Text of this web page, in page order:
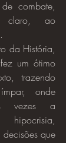
combate,
claro, ao
da História,
um ótimo
trazendo
onde
vezes a
que